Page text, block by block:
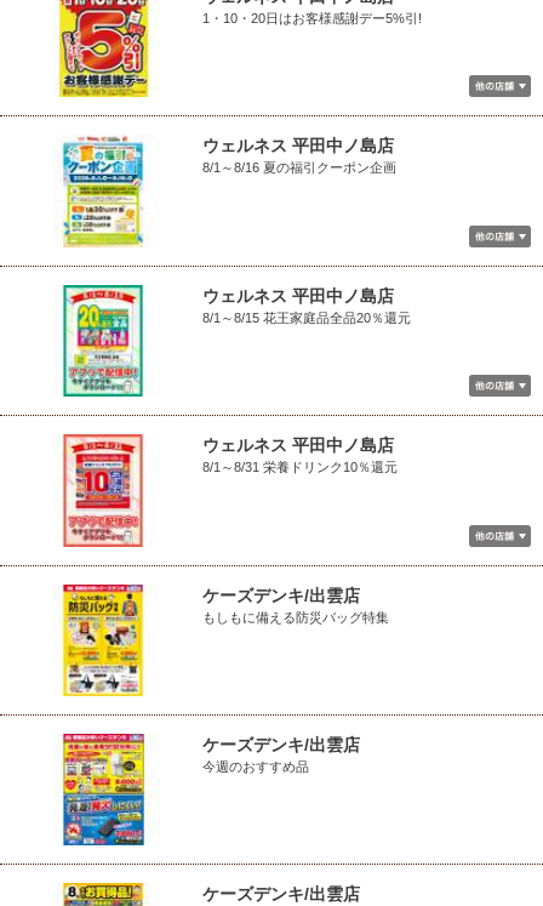
1・10・20日はお客様感謝デー5%引!
ウェルネス 平田中ノ島店
8/1～8/16 夏の福引クーポン企画
ウェルネス 平田中ノ島店
8/1～8/15 花王家庭品全品20％還元
ウェルネス 平田中ノ島店
8/1～8/31 栄養ドリンク10％還元
ケーズデンキ/出雲店
もしもに備える防災バッグ特集
ケーズデンキ/出雲店
今週のおすすめ品
ケーズデンキ/出雲店